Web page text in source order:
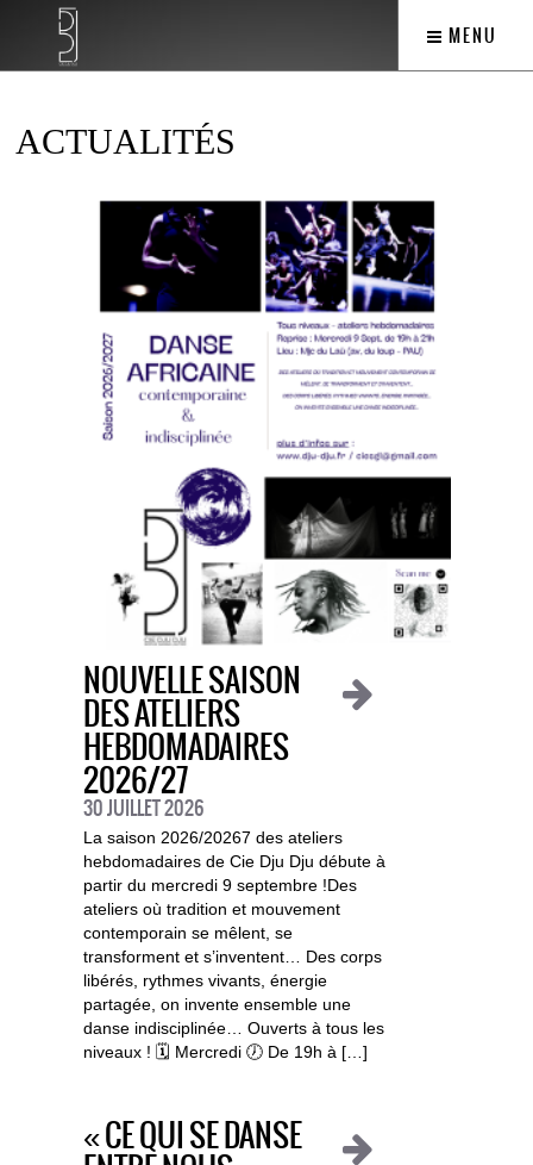
MENU
ACTUALITÉS
NOUVELLE SAISON
DES ATELIERS
HEBDOMADAIRES
2026/27
30 JUILLET 2026
La saison 2026/20267 des ateliers
hebdomadaires de Cie Dju Dju débute à
partir du mercredi 9 septembre !Des
ateliers où tradition et mouvement
contemporain se mêlent, se
transforment et s’inventent… Des corps
libérés, rythmes vivants, énergie
partagée, on invente ensemble une
danse indisciplinée… Ouverts à tous les
niveaux ! 🗓️ Mercredi 🕖 De 19h à […]
« CE QUI SE DANSE